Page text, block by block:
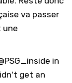
va passer
une
in
get an